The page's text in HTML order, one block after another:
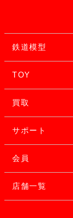
鉄道模型
TOY
買取
サポート
会員
店舗一覧